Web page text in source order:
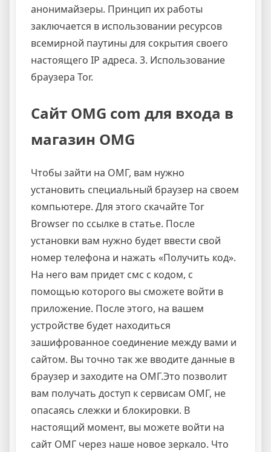
анонимайзеры. Принцип их работы
заключается в использовании ресурсов
всемирной паутины для сокрытия своего
настоящего IP адреса. 3. Использование
браузера Tor.
Сайт OMG com для входа в
магазин OMG
Чтобы зайти на ОМГ, вам нужно
установить специальный браузер на своем
компьютере. Для этого скачайте Tor
Browser по ссылке в статье. После
установки вам нужно будет ввести свой
номер телефона и нажать «Получить код».
На него вам придет смс с кодом, с
помощью которого вы сможете войти в
приложение. После этого, на вашем
устройстве будет находиться
зашифрованное соединение между вами и
сайтом. Вы точно так же вводите данные в
браузер и заходите на ОМГ.Это позволит
вам получать доступ к сервисам ОМГ, не
опасаясь слежки и блокировки. В
настоящий момент, вы можете войти на
сайт ОМГ через наше новое зеркало. Что